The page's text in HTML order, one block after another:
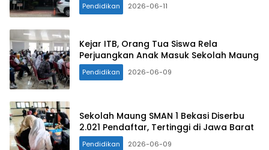
Pendidikan 2026-06-11
Kejar ITB, Orang Tua Siswa Rela
Perjuangkan Anak Masuk Sekolah Maung
Pendidikan 2026-06-09
Sekolah Maung SMAN 1 Bekasi Diserbu
2.021 Pendaftar, Tertinggi di Jawa Barat
Pendidikan 2026-06-09